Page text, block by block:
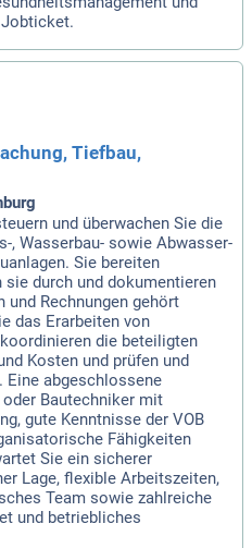
Jobticket.
Tiefbau,
und überwachen Sie die
, Wasserbau- sowie Abwasser-
Sie bereiten
sie durch und dokumentieren
und Rechnungen gehört
das Erarbeiten von
die beteiligten
Kosten und prüfen und
Eine abgeschlossene
Bautechniker mit
gute Kenntnisse der VOB
Fähigkeiten
Sie ein sicherer
Lage, flexible Arbeitszeiten,
Team sowie zahlreiche
und betriebliches